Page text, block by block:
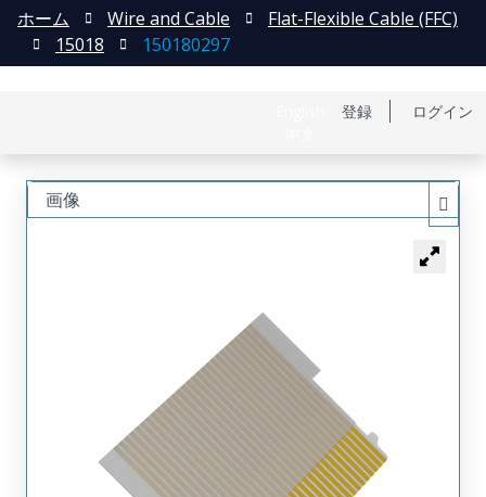
登録 ログイン
ホーム Wire and Cable
Flat-Flexible Cable (FFC)
15018
150180297
画像